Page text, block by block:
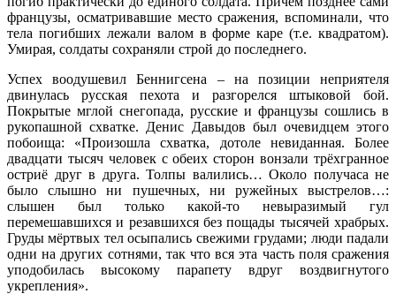
французы, осматривавшие место сражения, вспоминали, что
тела погибших лежали валом в форме каре (т.е. квадратом).
Умирая, солдаты сохраняли строй до последнего.
Успех воодушевил Беннигсена – на позиции неприятеля
двинулась русская пехота и разгорелся штыковой бой.
Покрытые мглой снегопада, русские и французы сошлись в
рукопашной схватке. Денис Давыдов был очевидцем этого
побоища: «Произошла схватка, дотоле невиданная. Более
двадцати тысяч человек с обеих сторон вонзали трёхгранное
остриё друг в друга. Толпы валились… Около получаса не
было слышно ни пушечных, ни ружейных выстрелов…:
слышен был только какой-то невыразимый гул
перемешавшихся и резавшихся без пощады тысячей храбрых.
Груды мёртвых тел осыпались свежими грудами; люди падали
одни на других сотнями, так что вся эта часть поля сражения
уподобилась высокому парапету вдруг воздвигнутого
укрепления».